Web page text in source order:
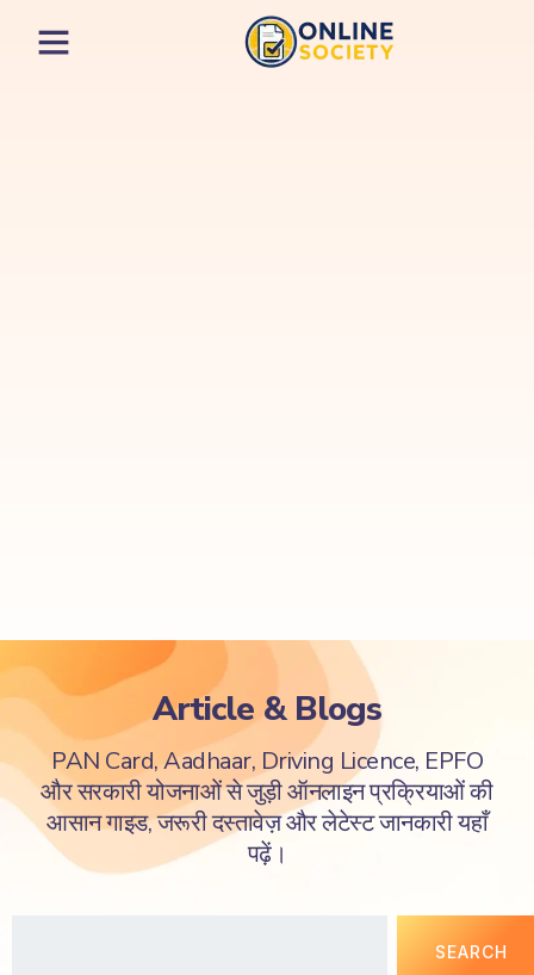
Article & Blogs
PAN Card, Aadhaar, Driving Licence, EPFO
और सरकारी योजनाओं से जुड़ी ऑनलाइन प्रक्रियाओं की
आसान गाइड, जरूरी दस्तावेज़ और लेटेस्ट जानकारी यहाँ
पढ़ें।
SEARCH